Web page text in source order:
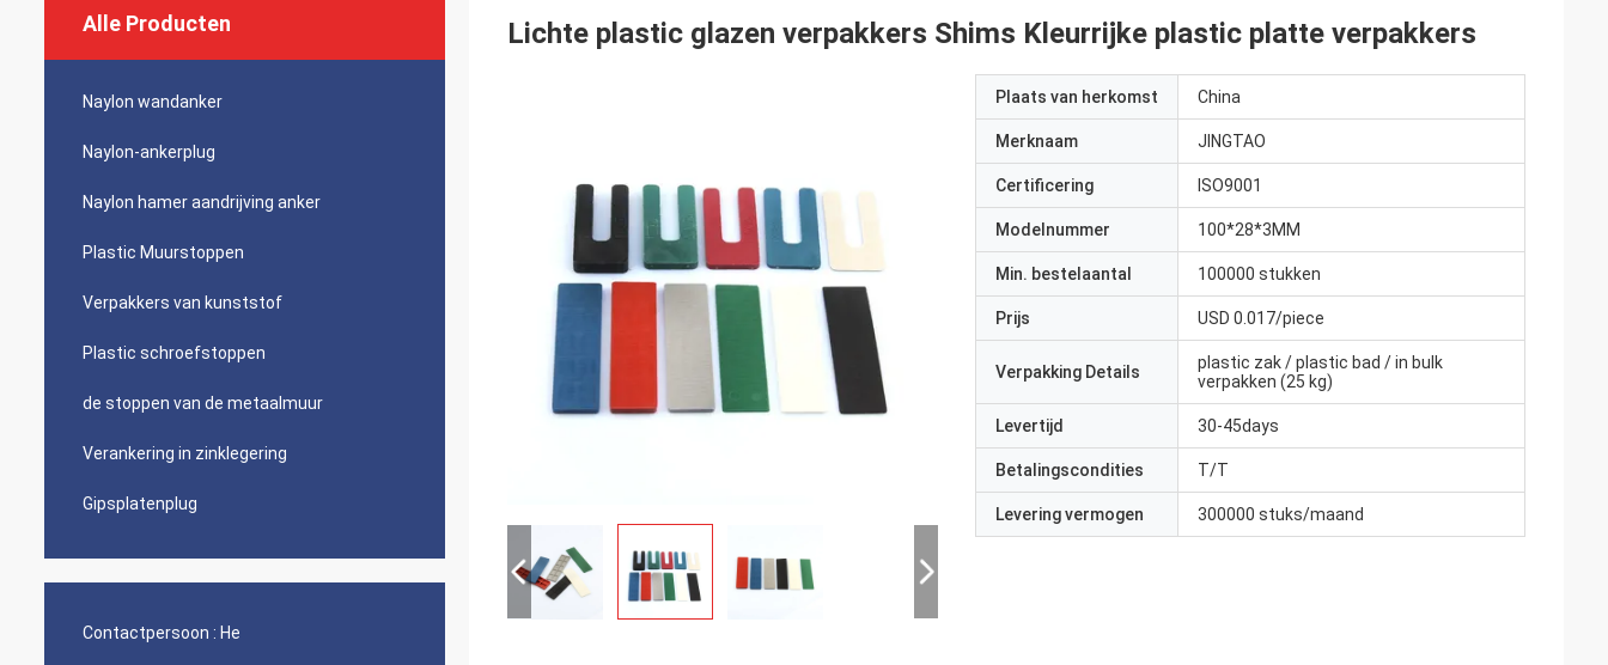
Alle Producten
Naylon wandanker
Naylon-ankerplug
Naylon hamer aandrijving anker
Plastic Muurstoppen
Verpakkers van kunststof
Plastic schroefstoppen
de stoppen van de metaalmuur
Verankering in zinklegering
Gipsplatenplug
Contactpersoon : He
Lichte plastic glazen verpakkers Shims Kleurrijke plastic platte verpakkers
Plaats van herkomst China
Merknaam JINGTAO
Certificering ISO9001
Modelnummer 100*28*3MM
Min. bestelaantal 100000 stukken
Prijs USD 0.017/piece
Verpakking Details
plastic zak / plastic bad / in bulk
verpakken (25 kg)
Levertijd 30-45days
Betalingscondities T/T
Levering vermogen 300000 stuks/maand